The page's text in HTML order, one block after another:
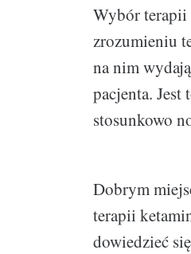
Wybór terapii
zrozumieniu
na nim
pacjenta. Jest
stosunkowo
Dobrym
terapii
dowiedzieć